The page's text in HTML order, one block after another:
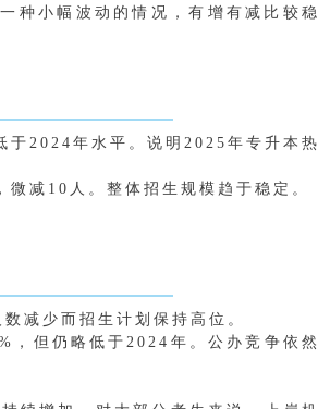
种小幅波动的情况，有增有减比较稳
2024年水平。说明2025年专升本热
减10人。整体招生规模趋于稳定。
减少而招生计划保持高位。
，但仍略低于2024年。公办竞争依然